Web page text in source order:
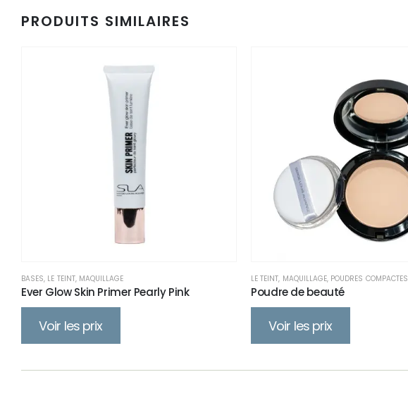
PRODUITS SIMILAIRES
BASES, LE TEINT, MAQUILLAGE
Ever Glow Skin Primer Pearly Pink
Voir les prix
LE TEINT, MAQUILLAGE, POUDRES COMPACTES
Poudre de beauté
Voir les prix